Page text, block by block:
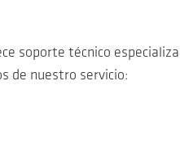
soporte técnico
de nuestro servicio: